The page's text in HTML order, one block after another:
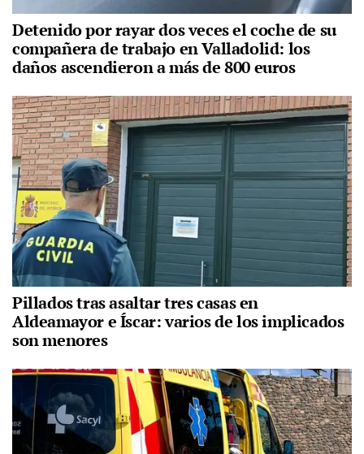
Detenido por rayar dos veces el coche de su
compañera de trabajo en Valladolid: los
daños ascendieron a más de 800 euros
Pillados tras asaltar tres casas en
Aldeamayor e Íscar: varios de los implicados
son menores